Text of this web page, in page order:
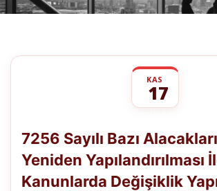
KAS
17
Bazı
Alacakların
Yeniden
İle
7256 Sayılı Bazı
Yeniden Yapılandırılması
Kanunlarda Değişiklik